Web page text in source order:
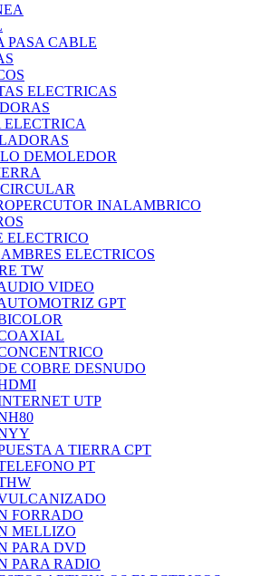
PASA CABLE
ELECTRICAS
ELECTRICA
DEMOLEDOR
INALAMBRICO
ELECTRICO
ELECTRICOS
TW
VIDEO
GPT
COBRE DESNUDO
UTP
A TIERRA CPT
PT
FORRADO
MELLIZO
PARA DVD
PARA RADIO